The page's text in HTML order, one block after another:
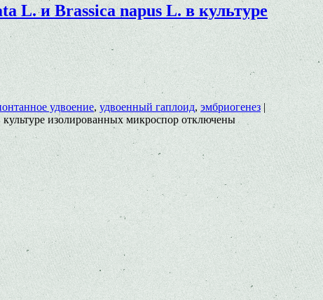
L. и Brassica napus L. в культуре
удвоение,удвоенный гаплоид,эмбриогенез |
изолированных микроспор отключены